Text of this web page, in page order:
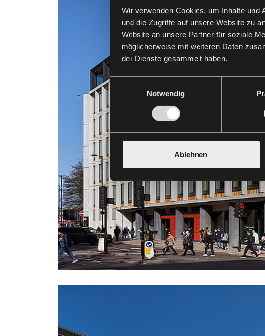
Wir verwenden Cookies, um Inhalte und
und die Zugriffe auf unsere Website zu
Website an unsere Partner für soziale
möglicherweise mit weiteren Daten
der Dienste gesammelt haben.
Einwilligungsauswahl
Notwendig
Ablehnen